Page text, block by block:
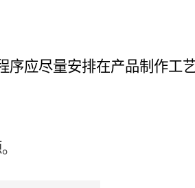
应尽量安排在产品制作工